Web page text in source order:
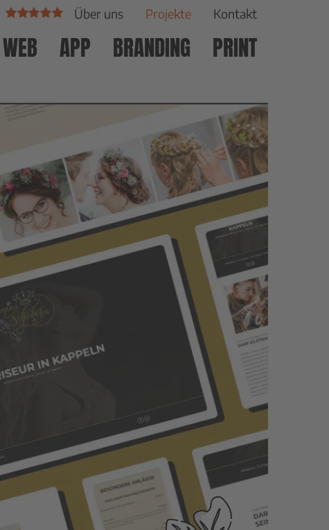
Über uns Projekte Kontakt
WEB APP BRANDING PRINT